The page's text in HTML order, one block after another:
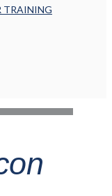
TRAINING